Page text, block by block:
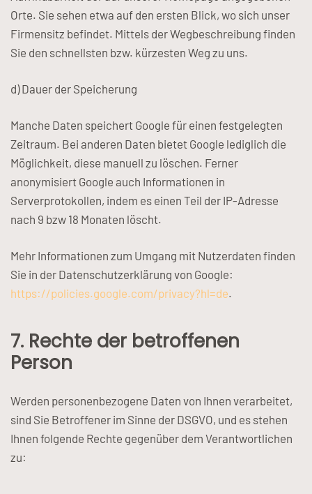
Orte. Sie sehen etwa auf den ersten Blick, wo sich unser
Firmensitz befindet. Mittels der Wegbeschreibung finden
Sie den schnellsten bzw. kürzesten Weg zu uns.
d) Dauer der Speicherung
Manche Daten speichert Google für einen festgelegten
Zeitraum. Bei anderen Daten bietet Google lediglich die
Möglichkeit, diese manuell zu löschen. Ferner
anonymisiert Google auch Informationen in
Serverprotokollen, indem es einen Teil der IP-Adresse
nach 9 bzw 18 Monaten löscht.
Mehr Informationen zum Umgang mit Nutzerdaten finden
Sie in der Datenschutzerklärung von Google:
https://policies.google.com/privacy?hl=de.
7. Rechte der betroffenen
Person
Werden personenbezogene Daten von Ihnen verarbeitet,
sind Sie Betroffener im Sinne der DSGVO, und es stehen
Ihnen folgende Rechte gegenüber dem Verantwortlichen
zu: